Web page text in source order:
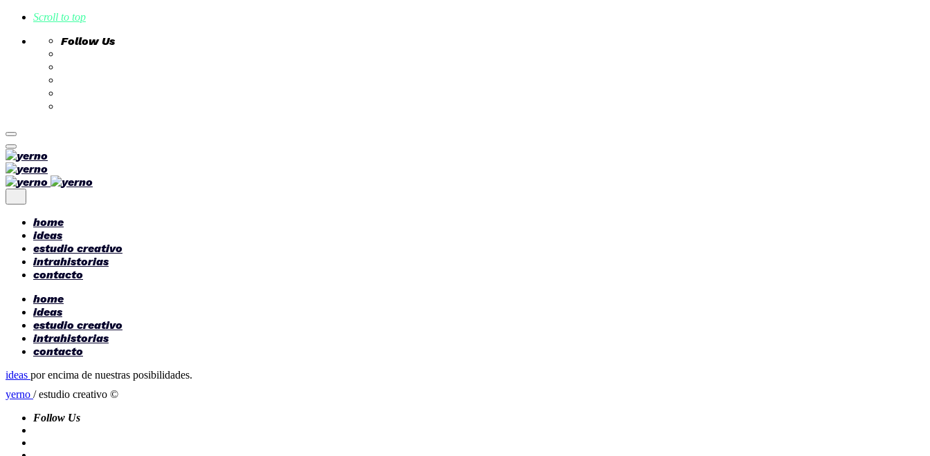
Scroll to top
Follow Us
Skip
to
content
home
ideas
estudio creativo
intrahistorias
contacto
home
ideas
estudio creativo
intrahistorias
contacto
ideas por encima de nuestras posibilidades.
yerno / estudio creativo ©
Follow Us